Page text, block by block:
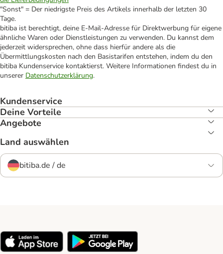
"Sonst" = Der niedrigste Preis des Artikels innerhalb der letzten 30
Tage.
bitiba ist berechtigt, deine E-Mail-Adresse für Direktwerbung für eigene
ähnliche Waren oder Dienstleistungen zu verwenden. Du kannst dem
jederzeit widersprechen, ohne dass hierfür andere als die
Übermittlungskosten nach den Basistarifen entstehen, indem du den
bitiba Kundenservice kontaktierst. Weitere Informationen findest du in
unserer Datenschutzerklärung.
Kundenservice
Deine Vorteile
Angebote
Land auswählen
bitiba.de / de